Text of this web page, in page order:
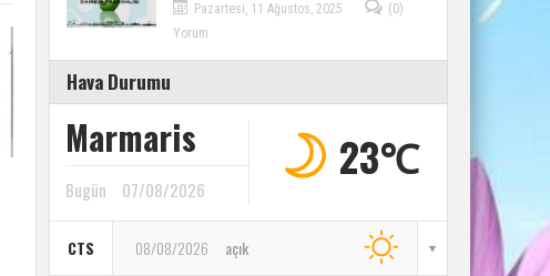
Pazartesi, 11 Ağustos, 2025
(0)
Yorum
Hava Durumu
Marmaris
Bugün 07/08/2026
23℃
CTS 08/08/2026 açık